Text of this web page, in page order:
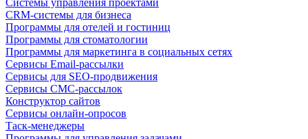
Системы управления проектами
CRM-системы для бизнеса
Программы для отелей и гостиниц
Программы для стоматологии
Программы для маркетинга в социальных сетях
Сервисы Email-рассылки
Сервисы для SEO-продвижения
Сервисы СМС-рассылок
Конструктор сайтов
Сервисы онлайн-опросов
Таск-менеджеры